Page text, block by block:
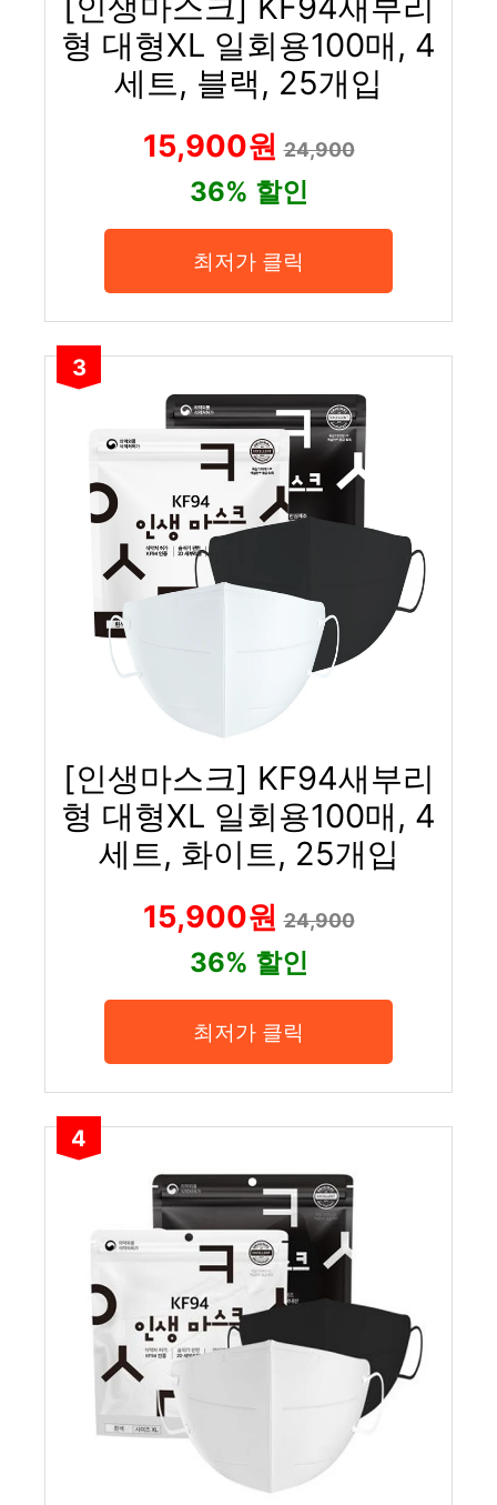
형 대형XL 일회용100매, 4
세트, 블랙, 25개입
15,900원24,900
36% 할인
최저가 클릭
3
[인생마스크] KF94새부리
형 대형XL 일회용100매, 4
세트, 화이트, 25개입
15,900원24,900
36% 할인
최저가 클릭
4